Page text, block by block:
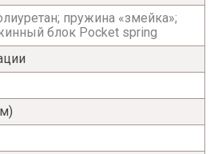
пружина «змейка»;
блок Pocket spring